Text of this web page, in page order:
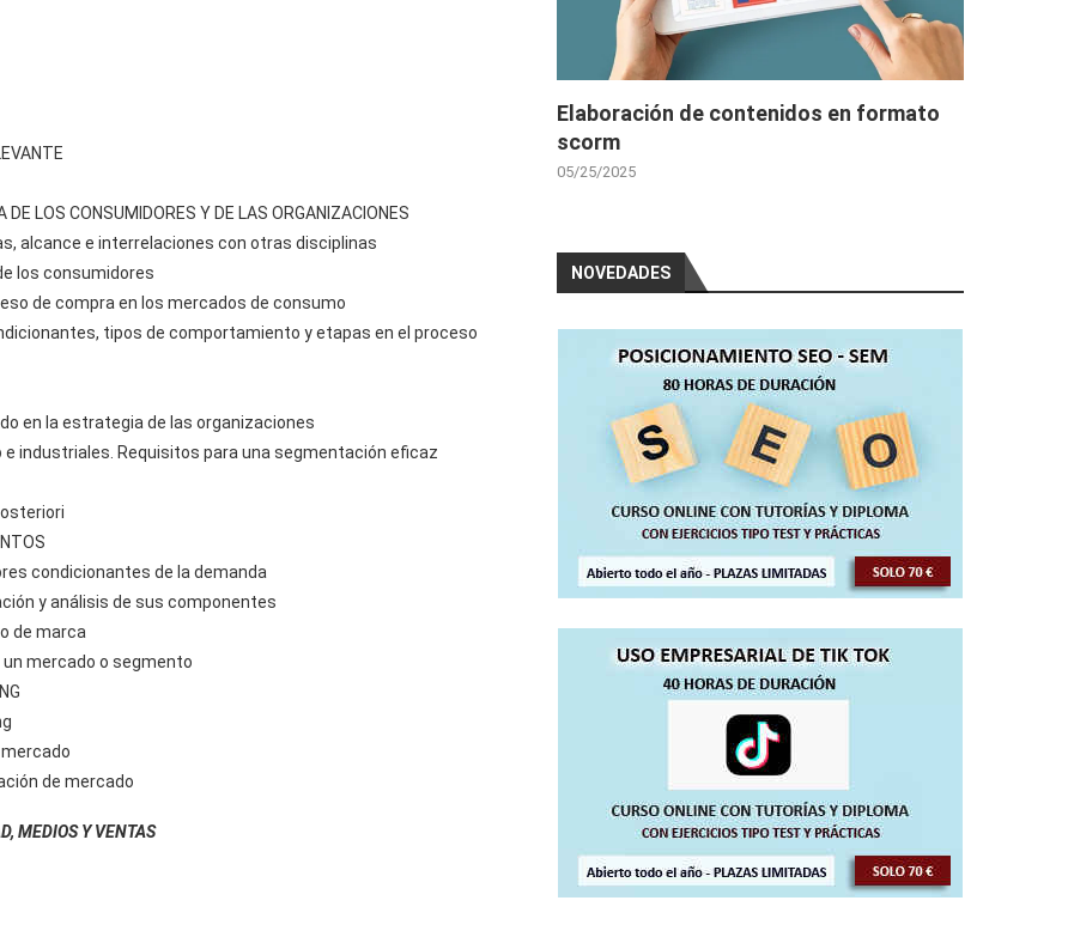
LOS CONSUMIDORES Y DE LAS ORGANIZACIONES
alcance e interrelaciones con otras disciplinas
los consumidores
de compra en los mercados de consumo
tipos de comportamiento y etapas en el proceso
en la estrategia de las organizaciones
industriales. Requisitos para una segmentación eficaz
condicionantes de la demanda
y análisis de sus componentes
de marca
mercado o segmento
de mercado
MEDIOS Y VENTAS
Elaboración de contenidos en formato
scorm
05/25/2025
NOVEDADES